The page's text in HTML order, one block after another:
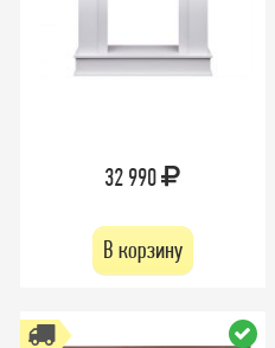
32 990
В корзину